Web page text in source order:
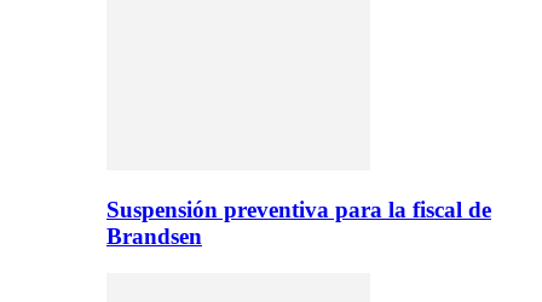
Suspensión preventiva para la fiscal de
Brandsen